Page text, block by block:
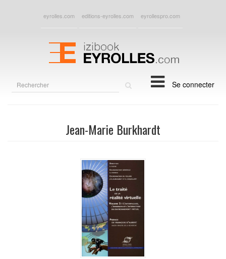
eyrolles.com editions-eyrolles.com eyrollespro.com
Se connecter
Jean-Marie Burkhardt